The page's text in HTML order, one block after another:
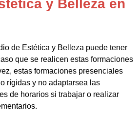
y Belleza en
de Estética y Belleza puede tener
que se realicen estas formaciones
estas formaciones presenciales
rígidas y no adaptarsea las
de horarios si trabajar o realizar